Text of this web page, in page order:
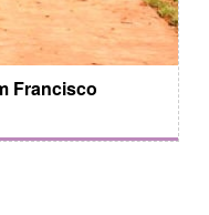
Francisco